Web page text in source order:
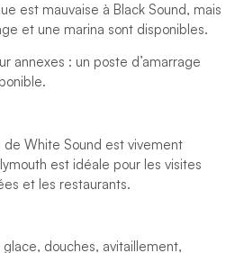
est mauvaise à Black Sound, mais
et une marina sont disponibles.
annexes : un poste d’amarrage
White Sound est vivement
est idéale pour les visites
et les restaurants.
douches, avitaillement,